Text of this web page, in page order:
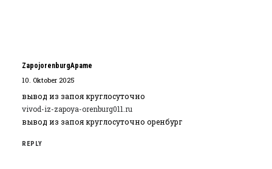
ZapojorenburgApame
10. Oktober 2025
вывод из запоя круглосуточно
vivod-iz-zapoya-orenburg011.ru
вывод из запоя круглосуточно оренбург
REPLY